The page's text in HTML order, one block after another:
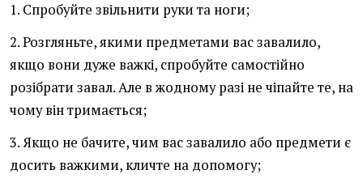
1. Спробуйте звільнити руки та ноги;
2. Розгляньте, якими предметами вас завалило,
якщо вони дуже важкі, спробуйте самостійно
розібрати завал. Але в жодному разі не чіпайте те, на
чому він тримається;
3. Якщо не бачите, чим вас завалило або предмети є
досить важкими, кличте на допомогу;